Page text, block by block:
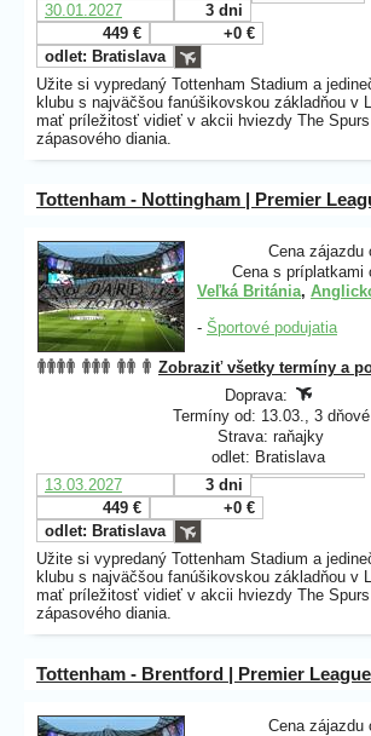
30.01.2027
3 dni
449 €
+0 €
odlet: Bratislava
Užite si vypredaný Tottenham Stadium a
klubu s najväčšou fanúšikovskou základňou v
mať príležitosť vidieť v akcii hviezdy The
zápasového diania.
Tottenham - Nottingham | Premier
Cena zájazdu
Cena s príplatkami
Veľká Británia,
- Športové podujatia
Zobraziť všetky termíny a
Doprava:
Termíny od: 13.03., 3 dňové
Strava: raňajky
odlet: Bratislava
13.03.2027
3 dni
449 €
+0 €
odlet: Bratislava
Užite si vypredaný Tottenham Stadium a
klubu s najväčšou fanúšikovskou základňou v
mať príležitosť vidieť v akcii hviezdy The
zápasového diania.
Tottenham - Brentford | Premier League
Cena zájazdu